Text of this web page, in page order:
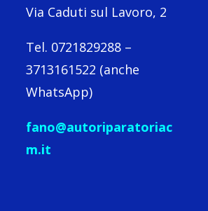
Via Caduti sul Lavoro, 2
Tel. 0721829288 –
3713161522 (anche
WhatsApp)
fano@autoriparatoriac
m.it